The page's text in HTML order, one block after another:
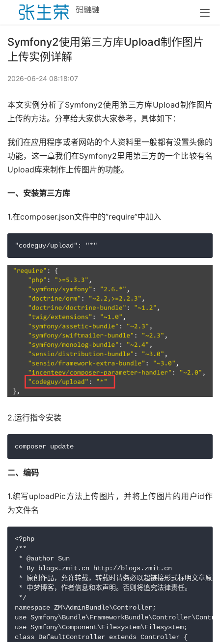
Symfony2使用第三方库Upload制作图片
上传实例详解
2026-06-24 08:18:07
本文实例分析了Symfony2使用第三方库Upload制作图片
上传的方法。分享给大家供大家参考，具体如下：
我们在应用程序或者网站的个人资料里一般都有设置头像的
功能，这一章我们在Symfony2里用第三方的一个比较有名
Upload库来制作上传图片的功能。
一、安装第三方库
1.在composer.json文件中的”require”中加入
2.运行指令安装
二、编码
1.编写uploadPic方法上传图片，并将上传图片的用户id作
为文件名
<?php
/**
* @author Sun
* By blogs.zmit.cn http://blogs.zmit.cn
* 原创作品，允许转载，转载时请务必以超链接形式标明文
* 中梦博客，作者信息和本声明。否则将追究法律责任。
*/
namespace ZM\AdminBundle\Controller;
use
use Symfony\Component\Filesystem\Filesystem;
class DefaultController extends Controller {